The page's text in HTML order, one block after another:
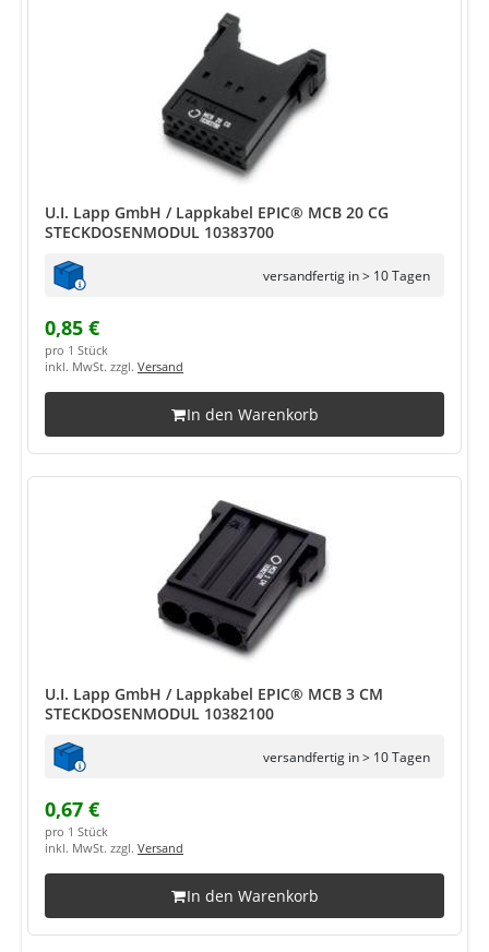
U.I. Lapp GmbH / Lappkabel EPIC® MCB 20 CG
STECKDOSENMODUL 10383700
versandfertig in > 10 Tagen
0,85 €
pro 1 Stück
inkl. MwSt. zzgl. Versand
In den Warenkorb
U.I. Lapp GmbH / Lappkabel EPIC® MCB 3 CM
STECKDOSENMODUL 10382100
versandfertig in > 10 Tagen
0,67 €
pro 1 Stück
inkl. MwSt. zzgl. Versand
In den Warenkorb